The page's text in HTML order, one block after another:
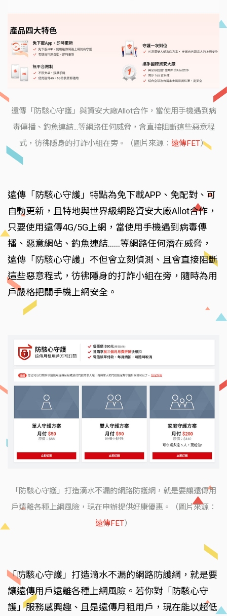
遠傳「防駭心守護」與資安大廠Allot合作，當使用手機遇到病
毒傳播、釣魚連結...等網路任何威脅，會直接阻斷這些惡意程
式，彷彿隱身的打詐小組在旁。（圖片來源： 遠傳FET）
遠傳「防駭心守護」特點為免下載APP、免配對、可
自動更新，且特地與世界級網路資安大廠Allot合作，
只要使用遠傳4G/5G上網，當使用手機遇到病毒傳
播、惡意網站、釣魚連結......等網路任何潛在威脅，
遠傳「防駭心守護」不但會立刻偵測、且會直接阻斷
這些惡意程式，彷彿隱身的打詐小組在旁，隨時為用
戶嚴格把關手機上網安全。
「防駭心守護」打造滴水不漏的網路防護網，就是要讓遠傳用
戶遠離各種上網風險，現在申辦提供好康優惠。（圖片來源：
遠傳FET）
「防駭心守護」打造滴水不漏的網路防護網，就是要
讓遠傳用戶遠離各種上網風險。若你對「防駭心守
護」服務感興趣、且是遠傳月租用戶，現在能以超低